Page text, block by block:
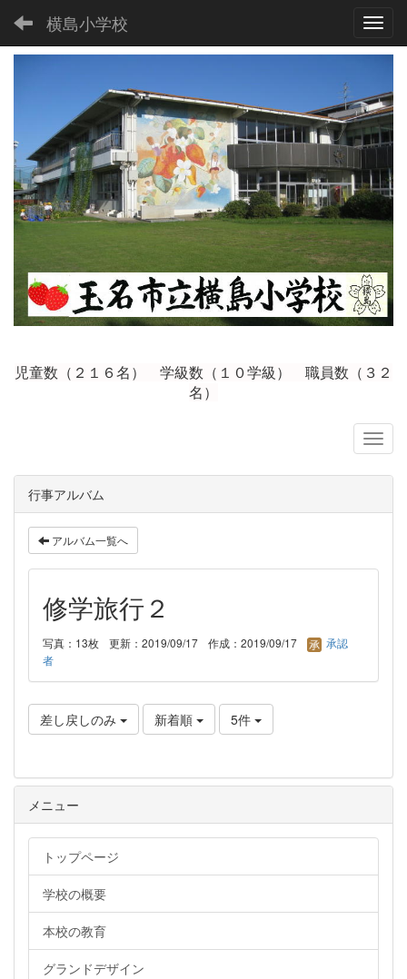
横島小学校
児童数（２１６名） 学級数（１０学級） 職員数（３２
名）
行事アルバム
アルバム一覧へ
修学旅行２
写真：13枚 更新：2019/09/17 作成：2019/09/17
承認
者
差し戻しのみ 新着順 5件
メニュー
トップページ
学校の概要
本校の教育
グランドデザイン